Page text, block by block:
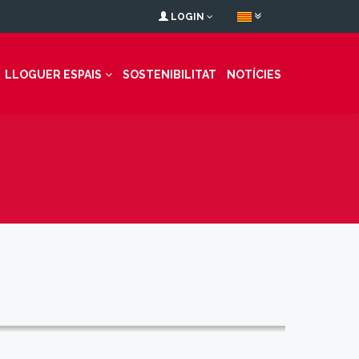
LOGIN
LLOGUER ESPAIS SOSTENIBILITAT NOTÍCIES